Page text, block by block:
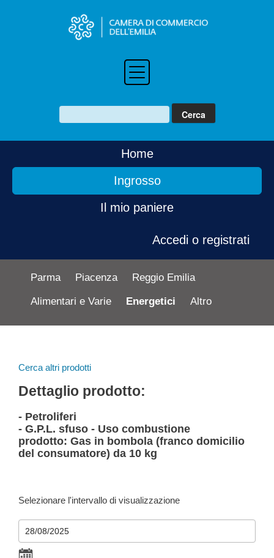
Home
Ingrosso
Il mio paniere
Accedi o registrati
Parma Piacenza Reggio Emilia
Alimentari e Varie Energetici Altro
Cerca altri prodotti
Dettaglio prodotto:
- Petroliferi
- G.P.L. sfuso - Uso combustione
prodotto: Gas in bombola (franco domicilio
del consumatore) da 10 kg
Selezionare l'intervallo di visualizzazione